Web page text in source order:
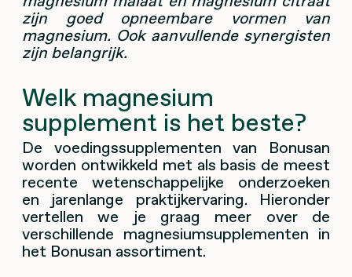
zijn goed opneembare vormen van
magnesium. Ook aanvullende synergisten
zijn belangrijk.
Welk magnesium
supplement is het beste?
De voedingssupplementen van Bonusan
worden ontwikkeld met als basis de meest
recente wetenschappelijke onderzoeken
en jarenlange praktijkervaring. Hieronder
vertellen we je graag meer over de
verschillende magnesiumsupplementen in
het Bonusan assortiment.